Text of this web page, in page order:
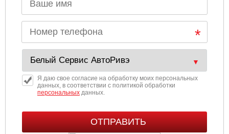
Я даю свое согласие на обработку моих персональных
данных, в соответствии с политикой обработки
персональныхданных.